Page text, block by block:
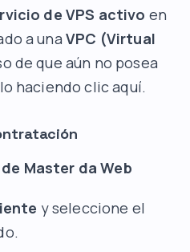
de VPS activo en
a una VPC (Virtual
de que aún no posea
haciendo clic aquí.
Master da Web
y seleccione el